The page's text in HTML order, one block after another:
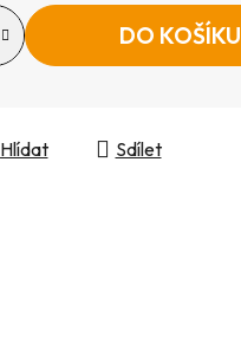
DO KOŠÍKU
Hlídat Sdílet